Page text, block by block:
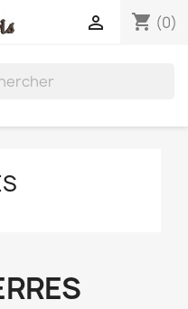
shopping_cart (0)
